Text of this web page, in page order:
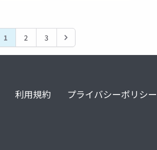
1 2 3
利用規約 プライバシーポリシー